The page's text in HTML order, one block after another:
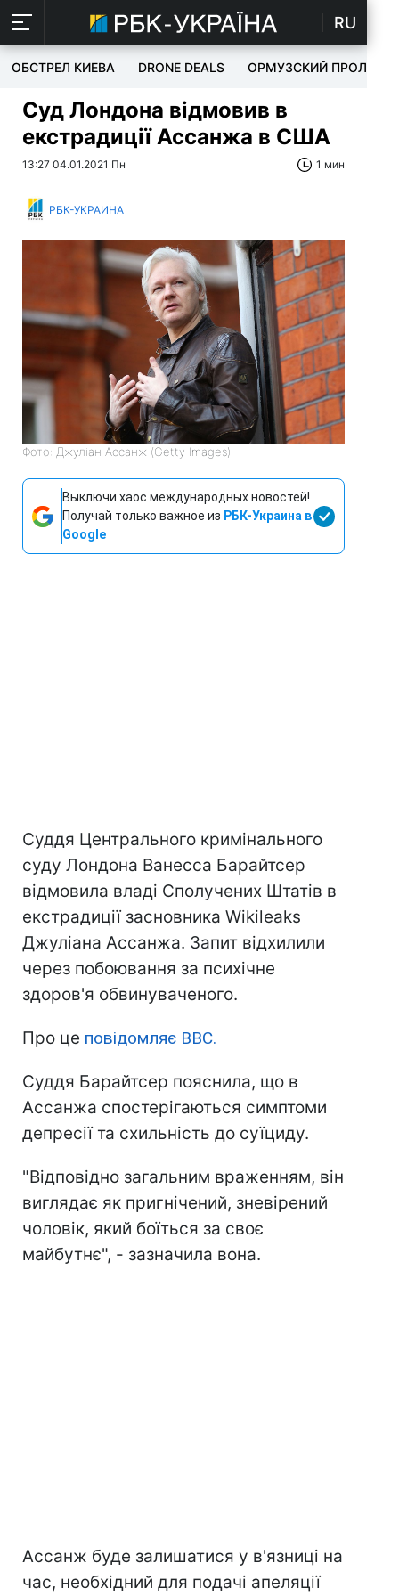
RU
ОБСТРЕЛ КИЕВА DRONE DEALS ОРМУЗСКИЙ ПРОЛИВ
Суд Лондона відмовив в
екстрадиції Ассанжа в США
13:27 04.01.2021 Пн 1 мин
РБК-УКРАИНА
Фото: Джуліан Ассанж (Getty Images)
Выключи хаос международных новостей!
Получай только важное из РБК-Украина в
Google
Суддя Центрального кримінального
суду Лондона Ванесса Барайтсер
відмовила владі Сполучених Штатів в
екстрадиції засновника Wikileaks
Джуліана Ассанжа. Запит відхилили
через побоювання за психічне
здоров'я обвинуваченого.
Про це повідомляє BBC.
Суддя Барайтсер пояснила, що в
Ассанжа спостерігаються симптоми
депресії та схильність до суїциду.
"Відповідно загальним враженням, він
виглядає як пригнічений, зневірений
чоловік, який боїться за своє
майбутнє", - зазначила вона.
Ассанж буде залишатися у в'язниці на
час, необхідний для подачі апеляції